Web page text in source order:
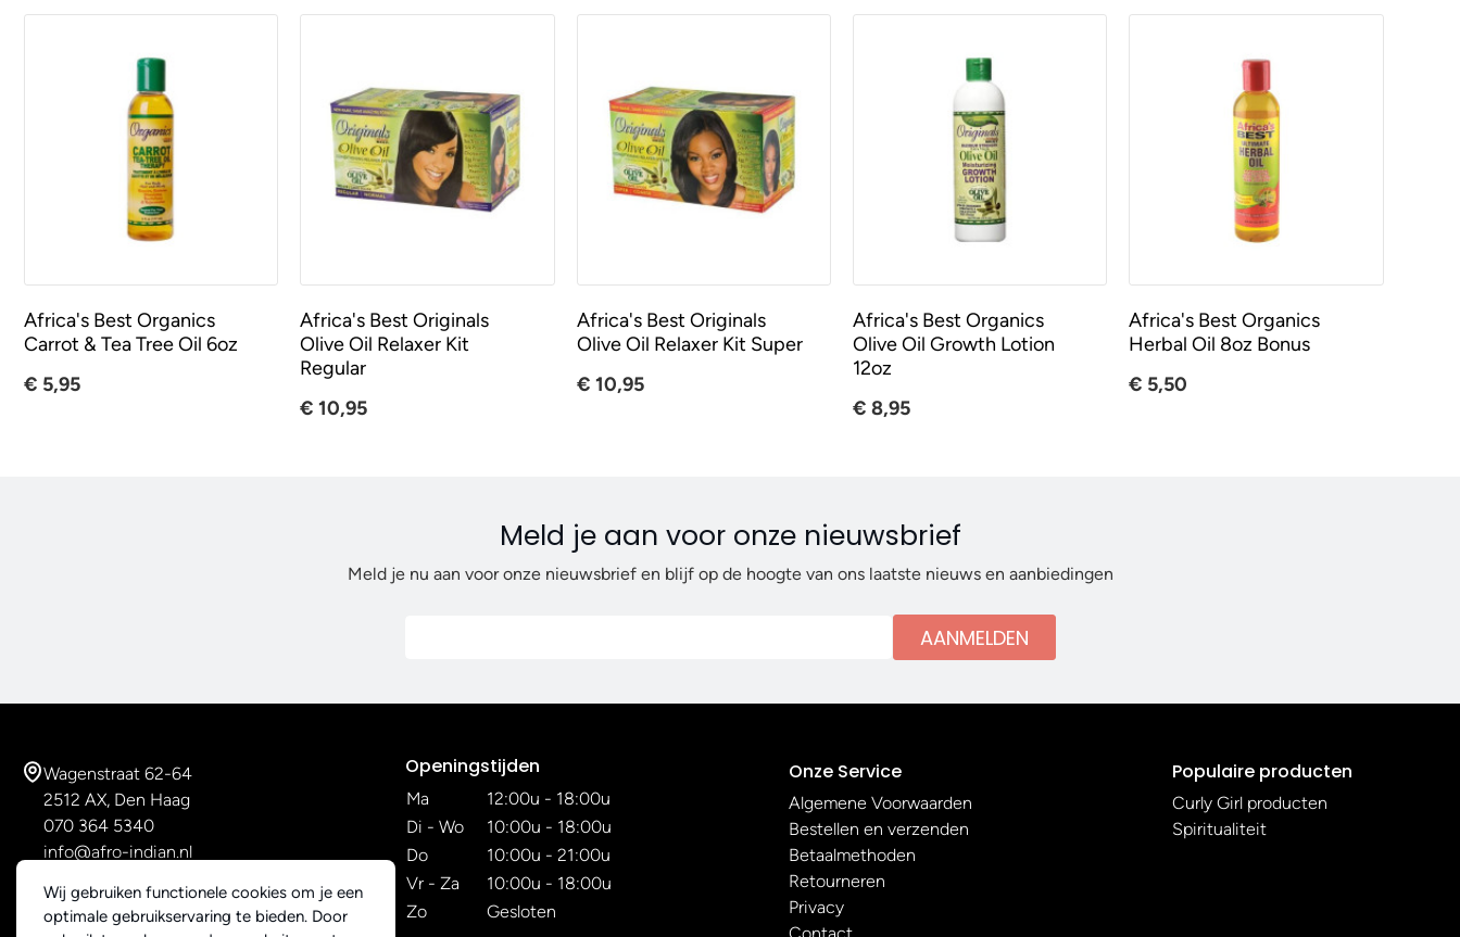
Wij gebruiken functionele cookies om je een
optimale gebruikservaring te bieden. Door
Africa's Best Organics
Carrot & Tea Tree Oil 6oz
€ 5,95
Africa's Best Originals
Olive Oil Relaxer Kit
Regular
€ 10,95
Africa's Best Originals
Olive Oil Relaxer Kit Super
€ 10,95
Africa's Best Organics
Olive Oil Growth Lotion
12oz
€ 8,95
Africa's Best Organics
Herbal Oil 8oz Bonus
€ 5,50
Meld je aan voor onze nieuwsbrief
Meld je nu aan voor onze nieuwsbrief en blijf op de hoogte van ons laatste nieuws en aanbiedingen
AANMELDEN
Wagenstraat 62-64
2512 AX, Den Haag
070 364 5340
info@afro-indian.nl
Openingstijden
Ma
12:00u - 18:00u
Di - Wo
10:00u - 18:00u
Do
10:00u - 21:00u
Vr - Za
10:00u - 18:00u
Zo
Gesloten
Onze Service
Algemene Voorwaarden
Bestellen en verzenden
Betaalmethoden
Retourneren
Privacy
Populaire producten
Curly Girl producten
Spiritualiteit